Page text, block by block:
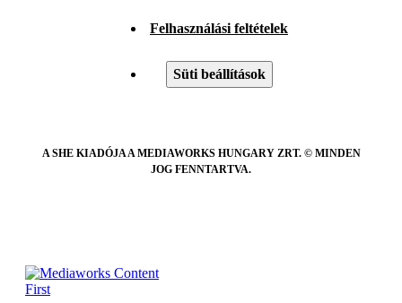
Felhasználási feltételek
Süti beállítások
A SHE KIADÓJA A MEDIAWORKS HUNGARY ZRT. © MINDEN
JOG FENNTARTVA.